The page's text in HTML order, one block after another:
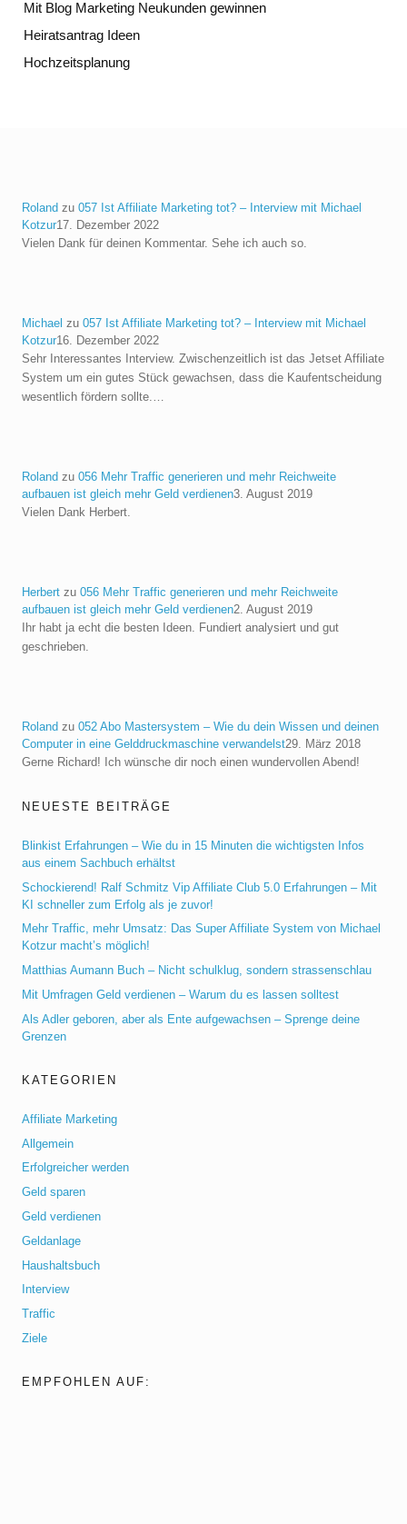
Mit Blog Marketing Neukunden gewinnen
Heiratsantrag Ideen
Hochzeitsplanung
Roland zu 057 Ist Affiliate Marketing tot? – Interview mit Michael
Kotzur17. Dezember 2022
Vielen Dank für deinen Kommentar. Sehe ich auch so.
Michael zu 057 Ist Affiliate Marketing tot? – Interview mit Michael
Kotzur16. Dezember 2022
Sehr Interessantes Interview. Zwischenzeitlich ist das Jetset Affiliate
System um ein gutes Stück gewachsen, dass die Kaufentscheidung
wesentlich fördern sollte.…
Roland zu 056 Mehr Traffic generieren und mehr Reichweite
aufbauen ist gleich mehr Geld verdienen3. August 2019
Vielen Dank Herbert.
Herbert zu 056 Mehr Traffic generieren und mehr Reichweite
aufbauen ist gleich mehr Geld verdienen2. August 2019
Ihr habt ja echt die besten Ideen. Fundiert analysiert und gut
geschrieben.
Roland zu 052 Abo Mastersystem – Wie du dein Wissen und deinen
Computer in eine Gelddruckmaschine verwandelst29. März 2018
Gerne Richard! Ich wünsche dir noch einen wundervollen Abend!
NEUESTE BEITRÄGE
Blinkist Erfahrungen – Wie du in 15 Minuten die wichtigsten Infos
aus einem Sachbuch erhältst
Schockierend! Ralf Schmitz Vip Affiliate Club 5.0 Erfahrungen – Mit
KI schneller zum Erfolg als je zuvor!
Mehr Traffic, mehr Umsatz: Das Super Affiliate System von Michael
Kotzur macht’s möglich!
Matthias Aumann Buch – Nicht schulklug, sondern strassenschlau
Mit Umfragen Geld verdienen – Warum du es lassen solltest
Als Adler geboren, aber als Ente aufgewachsen – Sprenge deine
Grenzen
KATEGORIEN
Affiliate Marketing
Allgemein
Erfolgreicher werden
Geld sparen
Geld verdienen
Geldanlage
Haushaltsbuch
Interview
Traffic
Ziele
EMPFOHLEN AUF: